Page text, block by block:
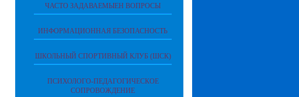
ЧАСТО ЗАДАВАЕМЫЕН ВОПРОСЫ
ИНФОРМАЦИОННАЯ БЕЗОПАСНОСТЬ
ШКОЛЬНЫЙ СПОРТИВНЫЙ КЛУБ (ШСК)
ПСИХОЛОГО-ПЕДАГОГИЧЕСКОЕ
СОПРОВОЖДЕНИЕ